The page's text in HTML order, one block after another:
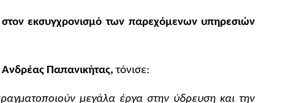
εκσυγχρονισμό των παρεχόμενων υπηρεσιών
Ανδρέας Παπανικήτας, τόνισε:
μεγάλα έργα στην ύδρευση και την